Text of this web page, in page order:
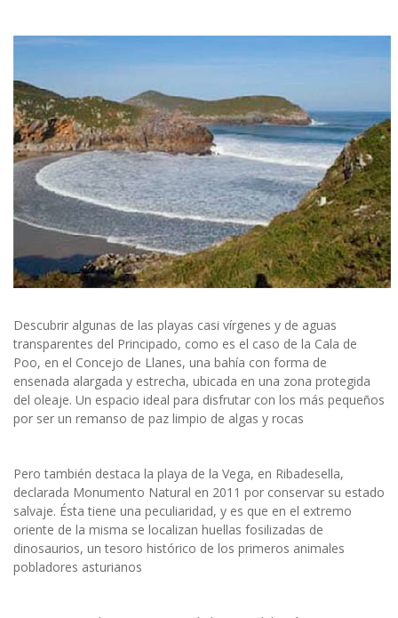
Descubrir algunas de las playas casi vírgenes y de aguas
transparentes del Principado, como es el caso de la Cala de
Poo, en el Concejo de Llanes, una bahía con forma de
ensenada alargada y estrecha, ubicada en una zona protegida
del oleaje. Un espacio ideal para disfrutar con los más pequeños
por ser un remanso de paz limpio de algas y rocas
Pero también destaca la playa de la Vega, en Ribadesella,
declarada Monumento Natural en 2011 por conservar su estado
salvaje. Ésta tiene una peculiaridad, y es que en el extremo
oriente de la misma se localizan huellas fosilizadas de
dinosaurios, un tesoro histórico de los primeros animales
pobladores asturianos